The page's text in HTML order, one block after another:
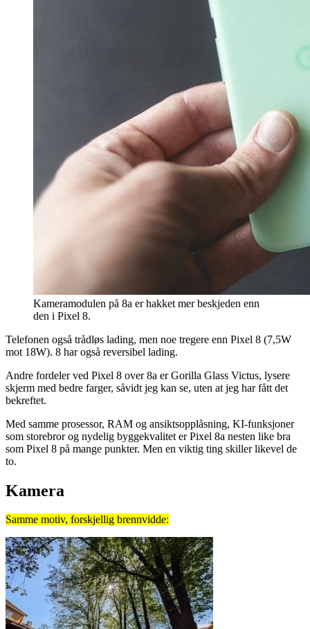
Kameramodulen på 8a er hakket mer beskjeden enn
den i Pixel 8.
Telefonen også trådløs lading, men noe tregere enn Pixel 8 (7,5W
mot 18W). 8 har også reversibel lading.
Andre fordeler ved Pixel 8 over 8a er Gorilla Glass Victus, lysere
skjerm med bedre farger, såvidt jeg kan se, uten at jeg har fått det
bekreftet.
Med samme prosessor, RAM og ansiktsopplåsning, KI-funksjoner
som storebror og nydelig byggekvalitet er Pixel 8a nesten like bra
som Pixel 8 på mange punkter. Men en viktig ting skiller likevel de
to.
Kamera
Samme motiv, forskjellig brennvidde: